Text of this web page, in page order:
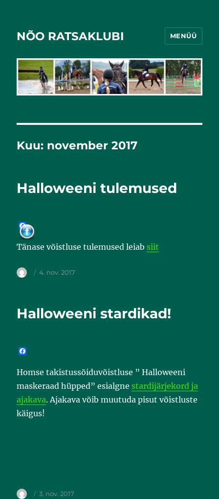
NÕO RATSAKLUBI MENÜÜ
Kuu: november 2017
Halloweeni tulemused
F
a
c
e
o
Tänase võistluse tulemused leiab siit
4. nov. 2017
Halloweeni stardikad!
e
b
o
o
k
Homse takistussõiduvõistluse ” Halloweeni
maskeraad hüpped” esialgne stardijärjekord ja
ajakava. Ajakava võib muutuda pisut võistluste
käigus!
3. nov. 2017